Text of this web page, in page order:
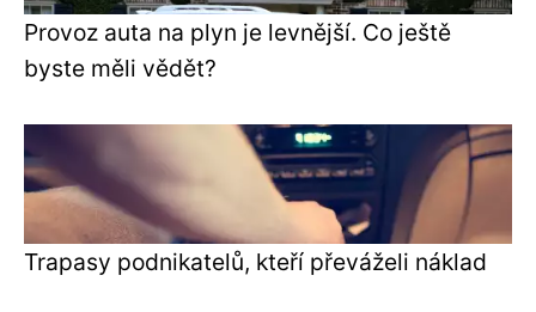
Provoz auta na plyn je levnější. Co ještě
byste měli vědět?
Trapasy podnikatelů, kteří převáželi náklad